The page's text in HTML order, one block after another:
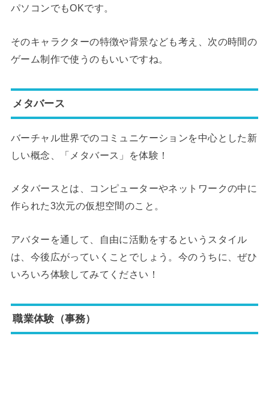
パソコンでもOKです。
そのキャラクターの特徴や背景なども考え、次の時間の
ゲーム制作で使うのもいいですね。
メタバース
バーチャル世界でのコミュニケーションを中心とした新
しい概念、「メタバース」を体験！
メタバースとは、コンピューターやネットワークの中に
作られた3次元の仮想空間のこと。
アバターを通して、自由に活動をするというスタイル
は、今後広がっていくことでしょう。今のうちに、ぜひ
いろいろ体験してみてください！
職業体験（事務）